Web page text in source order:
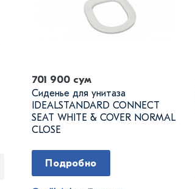
701 900 сум
Сиденье для унитаза
IDEALSTANDARD CONNECT
SEAT WHITE & COVER NORMAL
CLOSE
Подробно